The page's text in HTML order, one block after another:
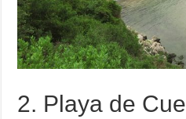
2. Playa de Cue